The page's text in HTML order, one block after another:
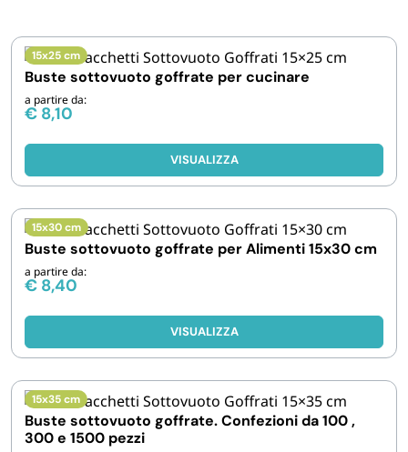
IGIENE E PULIZIA
CASA E PERSONA
FERRAMENTA E LINEA AUTO
AVVOLGENTI E CONTENITORI ALIMENTARI
PET
FORNITURE SETTORE HO.RE.CA
15x25 cm
Buste sottovuoto goffrate per cucinare
a partire da:
€ 8,10
VISUALIZZA
15x30 cm
Buste sottovuoto goffrate per Alimenti 15x30 cm
a partire da:
€ 8,40
VISUALIZZA
15x35 cm
Buste sottovuoto goffrate. Confezioni da 100 ,
300 e 1500 pezzi